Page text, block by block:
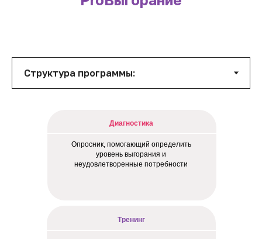
Опросник, помогающий определить
уровень выгорания и
неудовлетворенные потребности
Диагностика
Тренинг